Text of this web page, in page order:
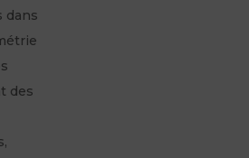
dans
des